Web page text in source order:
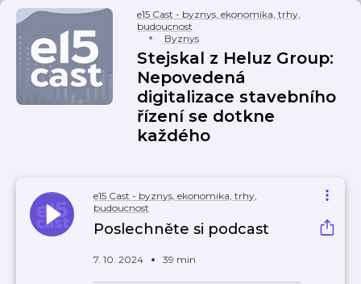
e15 Cast - byznys, ekonomika, trhy,
budoucnost
Byznys
Stejskal z Heluz Group:
Nepovedená
digitalizace stavebního
řízení se dotkne
každého
e15 Cast - byznys, ekonomika, trhy,
budoucnost
Poslechněte si podcast
7. 10. 2024 39 min